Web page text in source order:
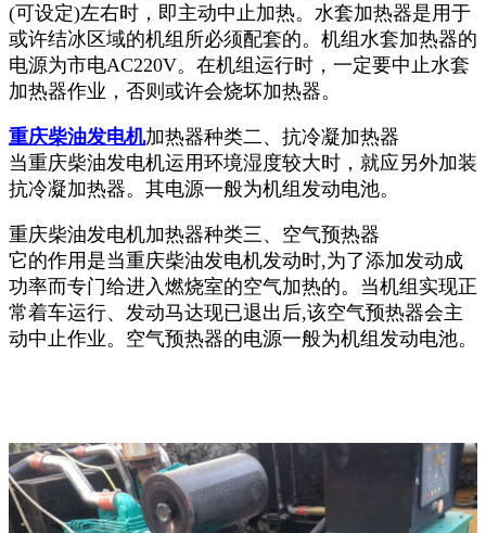
(可设定)左右时，即主动中止加热。水套加热器是用于
或许结冰区域的机组所必须配套的。机组水套加热器的
电源为市电AC220V。在机组运行时，一定要中止水套
加热器作业，否则或许会烧坏加热器。
重庆柴油发电机加热器种类二、抗冷凝加热器
当重庆柴油发电机运用环境湿度较大时，就应另外加装
抗冷凝加热器。其电源一般为机组发动电池。
重庆柴油发电机加热器种类三、空气预热器
它的作用是当重庆柴油发电机发动时,为了添加发动成
功率而专门给进入燃烧室的空气加热的。当机组实现正
常着车运行、发动马达现已退出后,该空气预热器会主
动中止作业。空气预热器的电源一般为机组发动电池。